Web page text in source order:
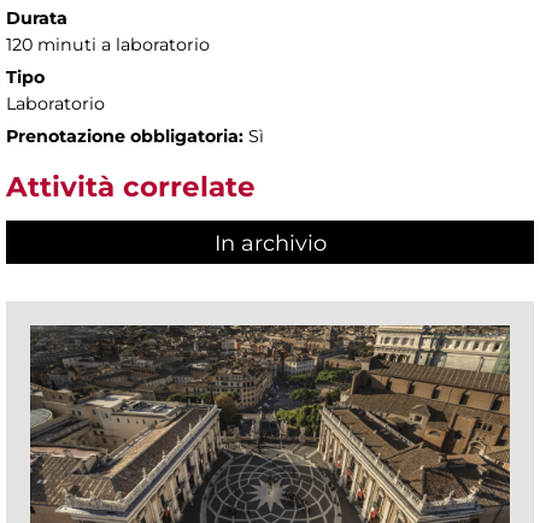
Durata
120 minuti a laboratorio
Tipo
Laboratorio
Prenotazione obbligatoria: Sì
Attività correlate
In archivio